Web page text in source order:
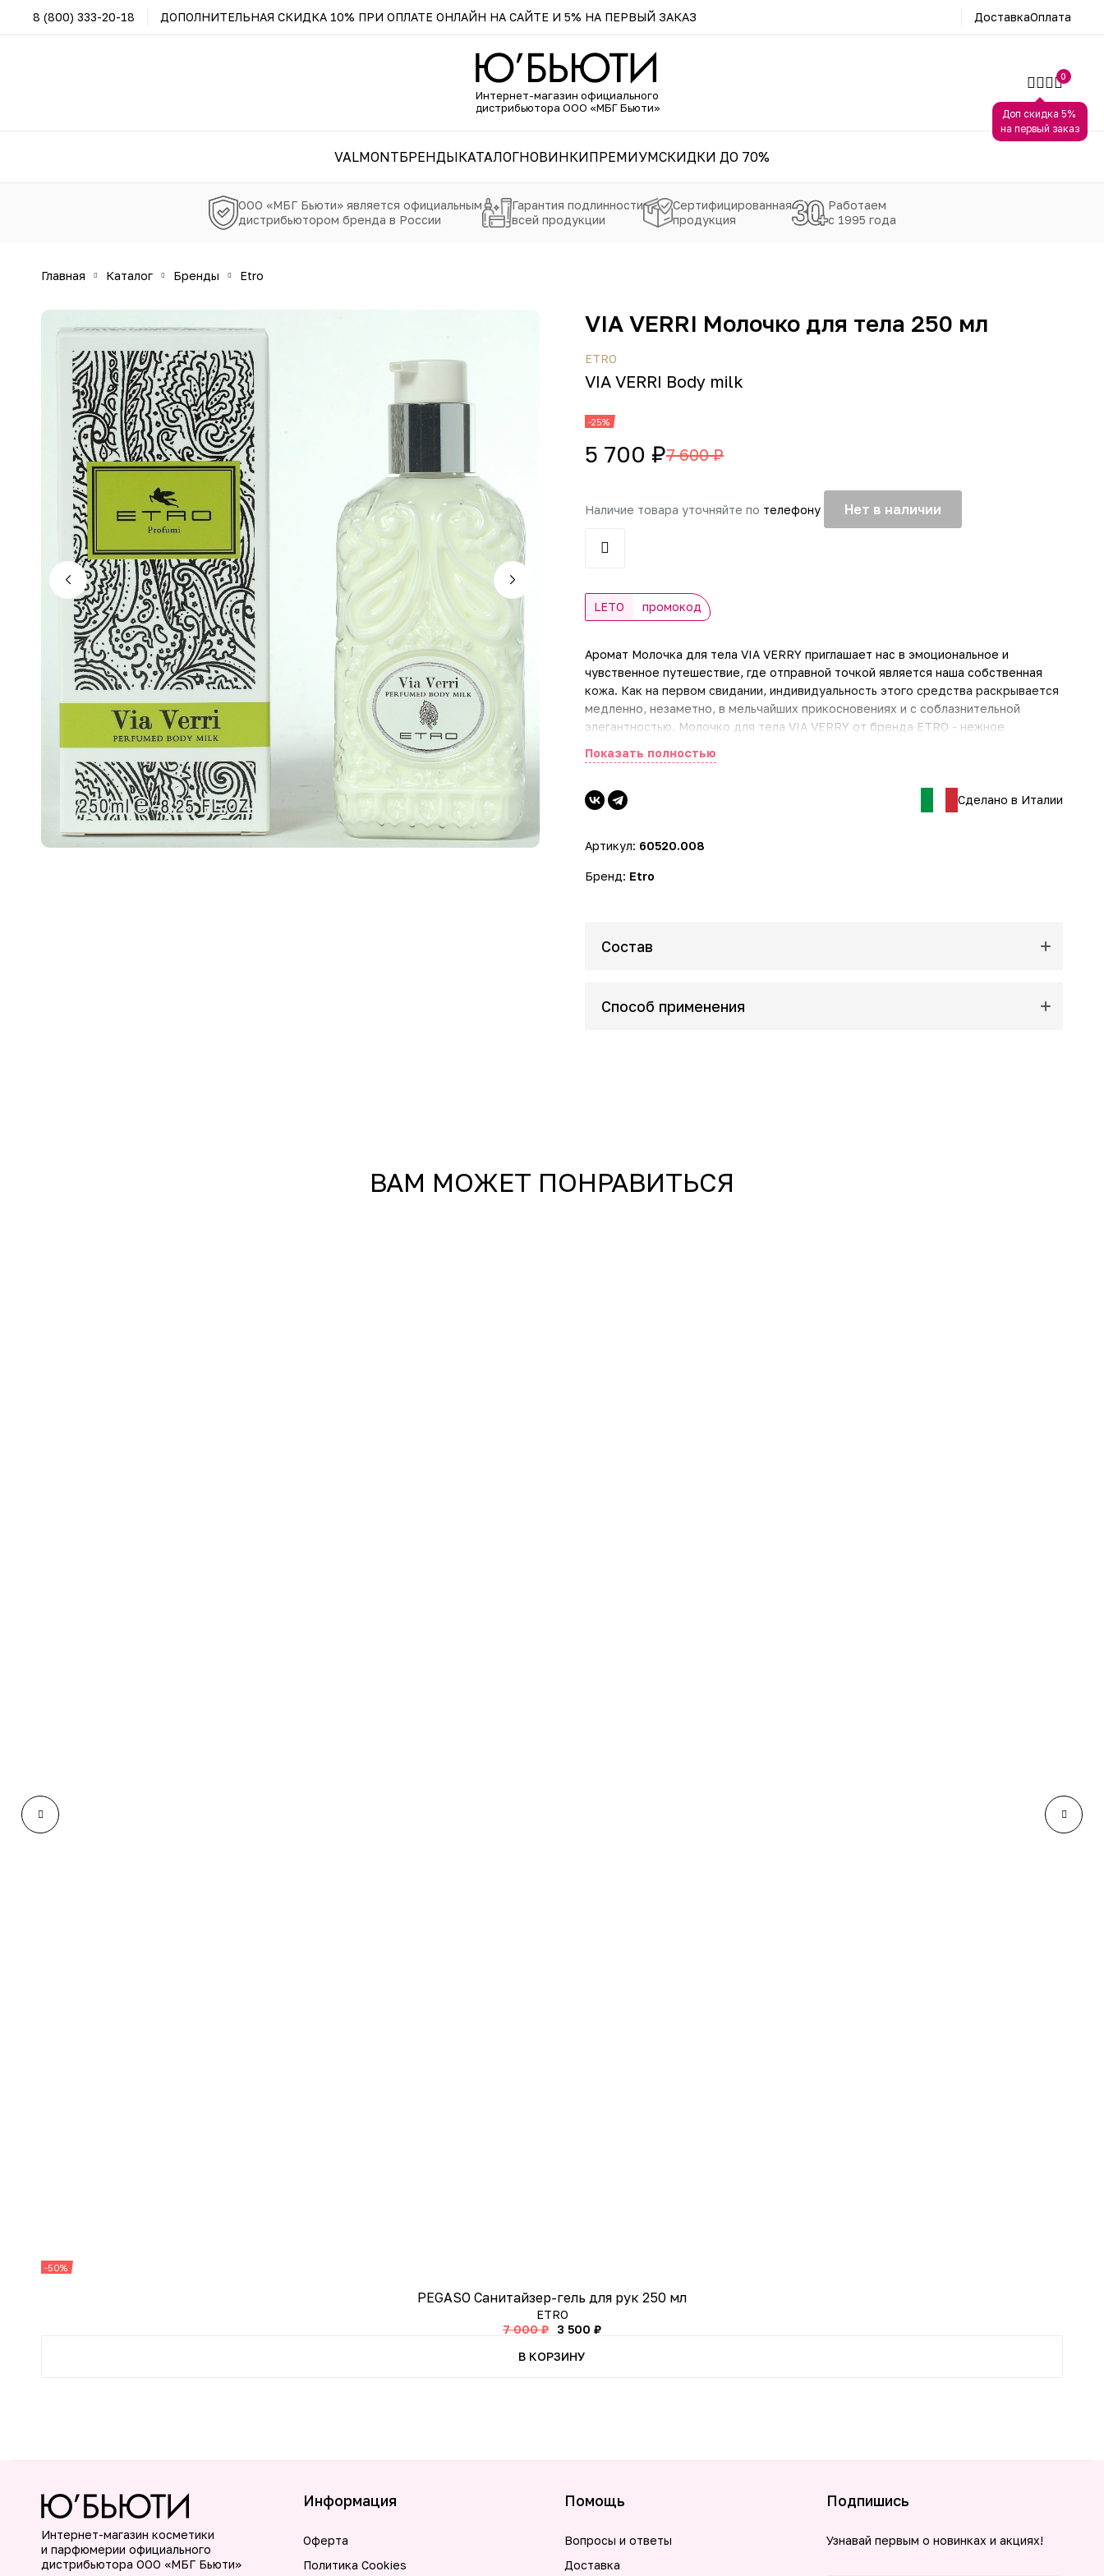
8 (800) 333-20-18 ДОПОЛНИТЕЛЬНАЯ СКИДКА 10% ПРИ ОПЛАТЕ ОНЛАЙН НА САЙТЕ И 5% НА ПЕРВЫЙ ЗАКАЗ ДоставкаОплата
Интернет-магазин официального
дистрибьютора ООО «МБГ Бьюти»
Доп скидка 5%
на первый заказ
0
VALMONTБРЕНДЫКАТАЛОГНОВИНКИПРЕМИУМСКИДКИ ДО 70%
ООО «МБГ Бьюти» является официальным
дистрибьютором бренда в России
Гарантия подлинности
всей продукции
Сертифицированная
продукция
Работаем
с 1995 года
главная каталог бренды etro
VIA VERRI Молочко для тела 250 мл
ETRO
VIA VERRI Body milk
-25%
5 700 ₽7 600 ₽
Наличие товара уточняйте по телефону Нет в наличии
LETO промокод
Аромат Молочка для тела VIA VERRY приглашает нас в эмоциональное и
чувственное путешествие, где отправной точкой является наша собственная
кожа. Как на первом свидании, индивидуальность этого средства раскрывается
медленно, незаметно, в мельчайших прикосновениях и с соблазнительной
элегантностью. Молочко для тела VIA VERRY от бренда ETRO - нежное
идеально мягкой, шелковистой и наполняя обволакивающим и утонченным
Показать полностью
Сделано в Италии
Артикул: 60520.008
Бренд: Etro
Состав
Способ применения
ВАМ МОЖЕТ ПОНРАВИТЬСЯ
-50%
PEGASO Санитайзер-гель для рук 250 мл
ETRO
7 000 ₽
3 500 ₽
В КОРЗИНУ
Интернет-магазин косметики
и парфюмерии официального
дистрибьютора ООО «МБГ Бьюти»
Информация
Оферта
Политика Cookies
Помощь
Вопросы и ответы
Доставка
Подпишись
Узнавай первым о новинках и акциях!